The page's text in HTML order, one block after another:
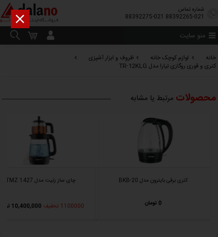
شماره تماس
88392265-021
88392275-021
منو سایت
خانه لوازم کوچک خانه
ظروف و ابزار آشپزی
کتری و قوری روگازی تیارا مدل TR-12KLG
محصولات مرتبط یا مشابه
کتری برقی بایترون مدل BKB-20
0 تومان
چای ساز زنیت مدل TMZ 1427
1100000 تخفیف 10,400,000 تومان
